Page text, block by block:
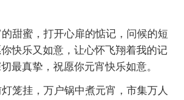
甜蜜，打开心扉的惦记，问候的短
快乐又如意，让心怀飞翔着我的记
最真挚，祝愿你元宵快乐如意。
笼挂，万户锅中煮元宵，市集万人